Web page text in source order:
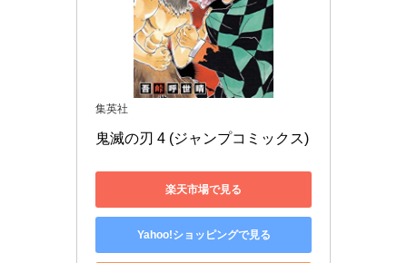
集英社
鬼滅の刃 4 (ジャンプコミックス)
楽天市場で見る
Yahoo!ショッピングで見る